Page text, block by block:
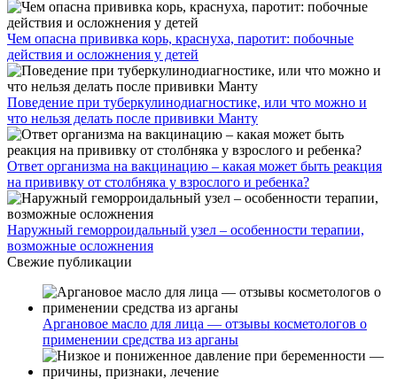
Чем опасна прививка корь, краснуха, паротит: побочные
действия и осложнения у детей
Поведение при туберкулинодиагностике, или что можно и
что нельзя делать после прививки Манту
Ответ организма на вакцинацию – какая может быть реакция
на прививку от столбняка у взрослого и ребенка?
Наружный геморроидальный узел – особенности терапии,
возможные осложнения
Свежие публикации
Аргановое масло для лица — отзывы косметологов о
применении средства из арганы